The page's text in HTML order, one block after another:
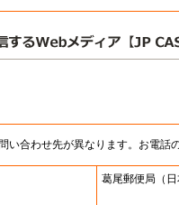
い合わせ先が異なります。お電話
葛尾郵便局 （